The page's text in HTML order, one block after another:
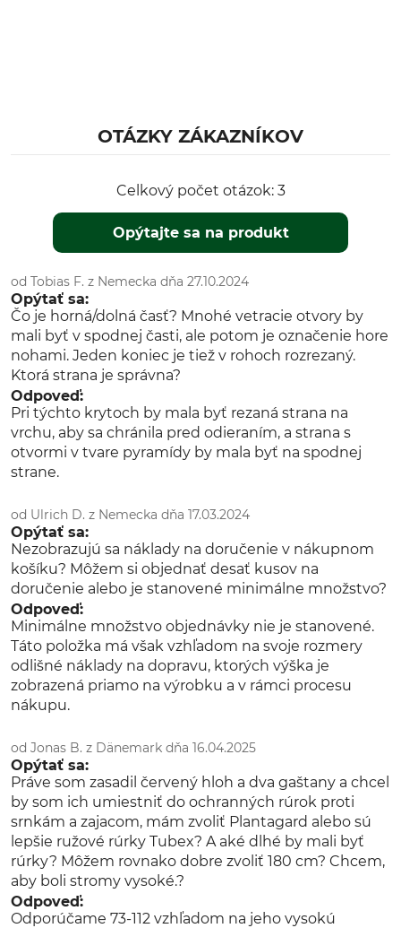
OTÁZKY ZÁKAZNÍKOV
Celkový počet otázok: 3
Opýtajte sa na produkt
od Tobias F. z Nemecka dňa 27.10.2024
Opýtať sa:
Čo je horná/dolná časť? Mnohé vetracie otvory by
mali byť v spodnej časti, ale potom je označenie hore
nohami. Jeden koniec je tiež v rohoch rozrezaný.
Ktorá strana je správna?
Odpoveď:
Pri týchto krytoch by mala byť rezaná strana na
vrchu, aby sa chránila pred odieraním, a strana s
otvormi v tvare pyramídy by mala byť na spodnej
strane.
od Ulrich D. z Nemecka dňa 17.03.2024
Opýtať sa:
Nezobrazujú sa náklady na doručenie v nákupnom
košíku? Môžem si objednať desať kusov na
doručenie alebo je stanovené minimálne množstvo?
Odpoveď:
Minimálne množstvo objednávky nie je stanovené.
Táto položka má však vzhľadom na svoje rozmery
odlišné náklady na dopravu, ktorých výška je
zobrazená priamo na výrobku a v rámci procesu
nákupu.
od Jonas B. z Dänemark dňa 16.04.2025
Opýtať sa:
Práve som zasadil červený hloh a dva gaštany a chcel
by som ich umiestniť do ochranných rúrok proti
srnkám a zajacom, mám zvoliť Plantagard alebo sú
lepšie ružové rúrky Tubex? A aké dlhé by mali byť
rúrky? Môžem rovnako dobre zvoliť 180 cm? Chcem,
aby boli stromy vysoké.?
Odpoveď:
Odporúčame 73-112 vzhľadom na jeho vysokú